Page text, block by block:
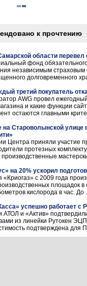
к прочтению
области перевел
фонд
независимым
долговременного
третий покупатель
AWG провел
и какие функции
остаются главными
на Староволынской улице
Центра приняли участие
протезных
на 20% ускорил
«Криогаз» с 2009 года
площадок
кислорода в час. До
успешно работает с
АТОЛ и «Актив»
из линейки Рутокен
подтверждена для